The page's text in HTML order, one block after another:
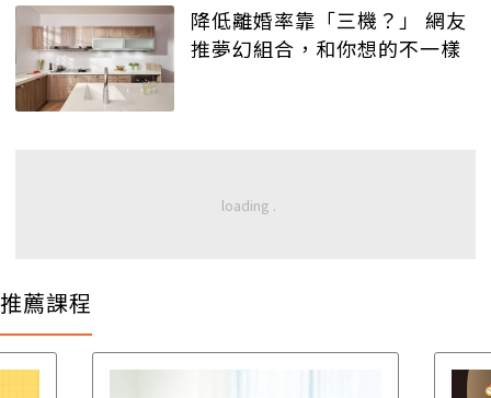
降低離婚率靠「三機？」 網友
推夢幻組合，和你想的不一樣
推薦課程